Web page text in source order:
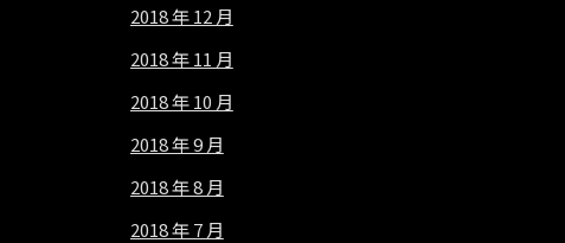
2018 年 12 月
2018 年 11 月
2018 年 10 月
2018 年 9 月
2018 年 8 月
2018 年 7 月